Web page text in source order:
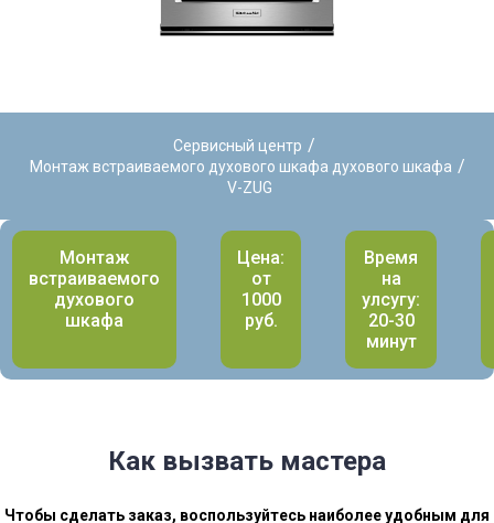
Сервисный центр /
Монтаж встраиваемого духового шкафа духового шкафа /
V-ZUG
Монтаж
встраиваемого
духового
шкафа
Цена:
от
1000
руб.
Время
на
улсугу:
20-30
минут
Как вызвать мастера
Чтобы сделать заказ, воспользуйтесь наиболее удобным для